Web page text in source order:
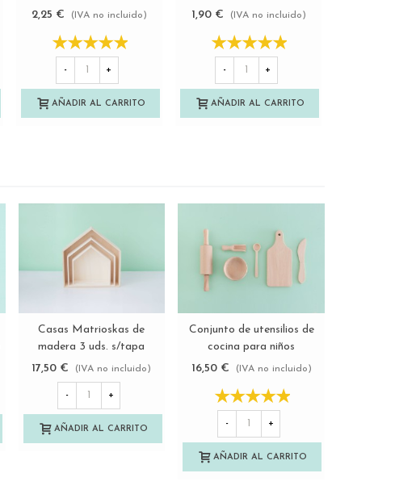
2,25 €
(IVA no incluido)
- +
AÑADIR AL CARRITO
1,90 €
(IVA no incluido)
- +
AÑADIR AL CARRITO
Ver más
Casas Matrioskas de
madera 3 uds. s/tapa
Ref.AW2460
17,50 € (IVA no incluido)
- +
AÑADIR AL CARRITO
Ver más
Conjunto de utensilios de
cocina para niños
Ref.AWKC102
16,50 € (IVA no incluido)
- +
AÑADIR AL CARRITO